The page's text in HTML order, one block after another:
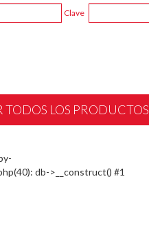
Clave
TODOS LOS PRODUCTOS
db->__construct() #1